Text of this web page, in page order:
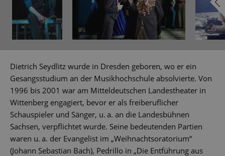
Dietrich Seydlitz wurde in Dresden geboren, wo er ein
Gesangsstudium an der Musikhochschule absolvierte. Von
1996 bis 2001 war am Mitteldeutschen Landestheater in
Wittenberg engagiert, bevor er als freiberuflicher
Schauspieler und Sänger, u. a. an die Landesbühnen
Sachsen, verpflichtet wurde. Seine bedeutenden Partien
waren u. a. der Evangelist im „Weihnachtsoratorium“
(Johann Sebastian Bach), Pedrillo in „Die Entführung aus